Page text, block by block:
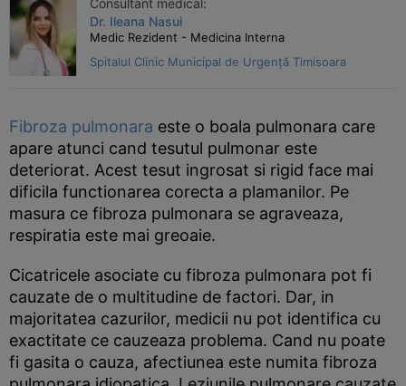
Consultant medical:
Dr. Ileana Nasui
Medic Rezident - Medicina Interna
Spitalul Clinic Municipal de Urgență Timisoara
Fibroza pulmonara este o boala pulmonara care
apare atunci cand tesutul pulmonar este
deteriorat. Acest tesut ingrosat si rigid face mai
dificila functionarea corecta a plamanilor. Pe
masura ce fibroza pulmonara se agraveaza,
respiratia este mai greoaie.
Cicatricele asociate cu fibroza pulmonara pot fi
cauzate de o multitudine de factori. Dar, in
majoritatea cazurilor, medicii nu pot identifica cu
exactitate ce cauzeaza problema. Cand nu poate
fi gasita o cauza, afectiunea este numita fibroza